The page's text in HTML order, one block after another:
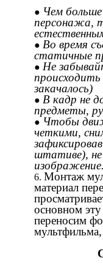
Чем
персонажа,
Во время
статичные
Не
происходить
закачалось)
В кадр не
предметы,
Чтобы
четкими,
штативе), не
Монтаж
материал
основном
переносим